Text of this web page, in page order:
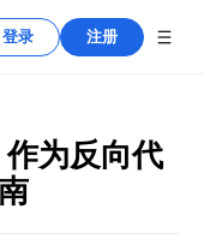
登录 注册
作为反向代